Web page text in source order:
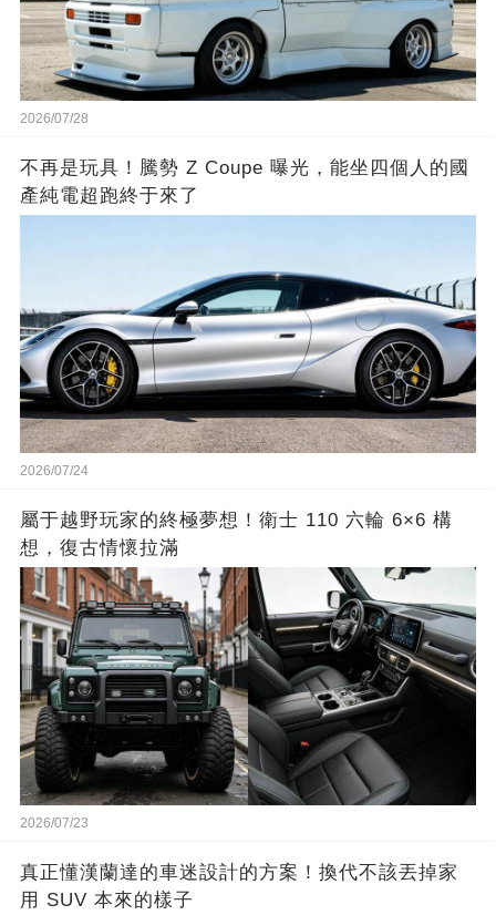
2026/07/28
不再是玩具！騰勢 Z Coupe 曝光，能坐四個人的國
產純電超跑終于來了
2026/07/24
屬于越野玩家的終極夢想！衛士 110 六輪 6×6 構
想，復古情懷拉滿
2026/07/23
真正懂漢蘭達的車迷設計的方案！換代不該丟掉家
用 SUV 本來的樣子